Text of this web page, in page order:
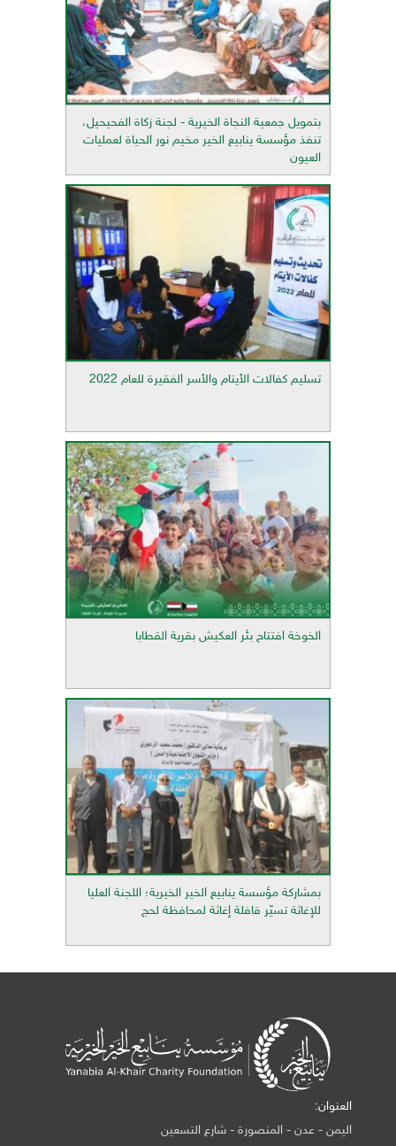
بتمويل جمعية النجاة الخيرية - لجنة زكاة الفحيحيل،
تنفذ مؤسسة ينابيع الخير مخيم نور الحياة لعمليات
العيون
تسليم كفالات الأيتام والأسر الفقيرة للعام 2022
الخوخة افتتاح بئر العكيش بقرية القطابا
بمشاركة مؤسسة ينابيع الخير الخيرية؛ اللجنة العليا
للإغاثة تسيّر قافلة إغاثة لمحافظة لحج
العنوان:
اليمن - عدن - المنصورة - شارع التسعين